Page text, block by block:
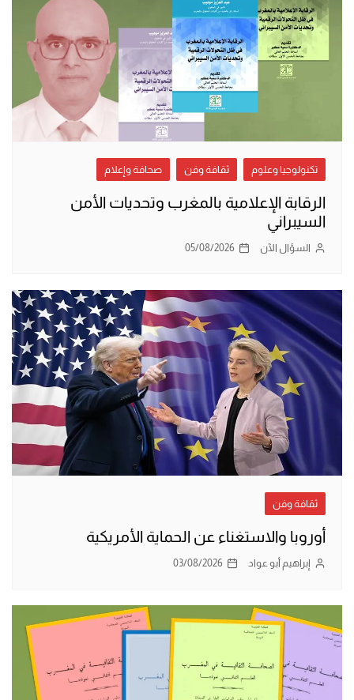
تكنولوجيا وعلوم ثقافة وفن صحافة وإعلام
الرقابة الإعلامية بالمغرب وتحديات الأمن
السيبراني
السؤال الآن 05/08/2026
ثقافة وفن
أوروبا والاستغناء عن الحماية الأمريكية
إبراهيم أبو عواد 03/08/2026